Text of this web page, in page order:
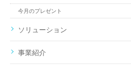
今月のプレゼント
ソリューション
事業紹介